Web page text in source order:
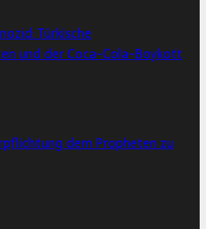
Türkische
und der Coca-Cola-Boykott
dem Propheten zu